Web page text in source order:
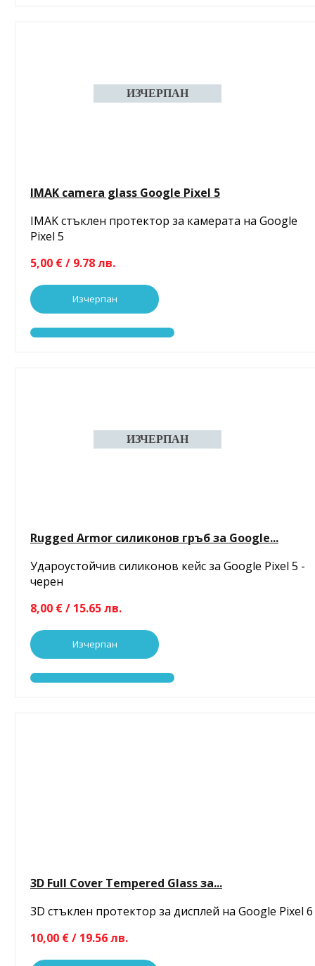
IMAK camera glass Google Pixel 5
IMAK стъклен протектор за камерата на Google
Pixel 5
5,00 € / 9.78 лв.
Изчерпан
Rugged Armor силиконов гръб за Google...
Удароустойчив силиконов кейс за Google Pixel 5 -
черен
8,00 € / 15.65 лв.
Изчерпан
3D Full Cover Tempered Glass за...
3D стъклен протектор за дисплей на Google Pixel 6
10,00 € / 19.56 лв.